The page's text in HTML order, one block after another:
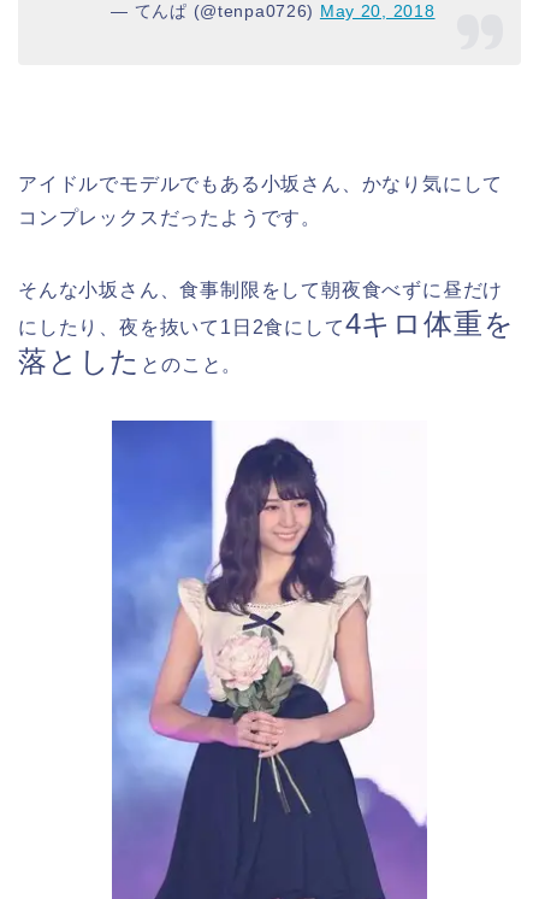
— てんぱ (@tenpa0726) May 20, 2018
アイドルでモデルでもある小坂さん、かなり気にして
コンプレックスだったようです。
そんな小坂さん、食事制限をして朝夜食べずに昼だけ
にしたり、夜を抜いて1日2食にして4キロ体重を
落とした とのこと。